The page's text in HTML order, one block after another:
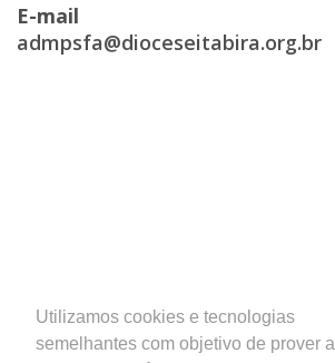
Utilizamos cookies e tecnologias
semelhantes com objetivo de prover a
E-mail
admpsfa@dioceseitabira.org.br